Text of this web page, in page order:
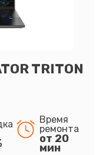
TRITON
Время
ремонта
от 20
мин